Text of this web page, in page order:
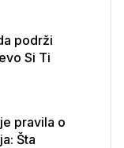
podrži
Si Ti
pravila o
Šta